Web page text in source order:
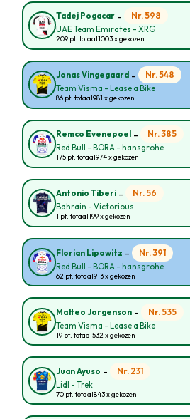
Tadej Pogacar - Nr. 598
UAE Team Emirates - XRG
209 pt. totaal1003 x gekozen
Jonas Vingegaard - Nr. 548
Team Visma - Lease a Bike
86 pt. totaal981 x gekozen
Remco Evenepoel - Nr. 385
Red Bull - BORA - hansgrohe
175 pt. totaal974 x gekozen
Antonio Tiberi - Nr. 56
Bahrain - Victorious
1 pt. totaal199 x gekozen
Florian Lipowitz - Nr. 391
Red Bull - BORA - hansgrohe
62 pt. totaal913 x gekozen
Matteo Jorgenson - Nr. 535
Team Visma - Lease a Bike
19 pt. totaal532 x gekozen
Juan Ayuso - Nr. 231
Lidl - Trek
70 pt. totaal843 x gekozen